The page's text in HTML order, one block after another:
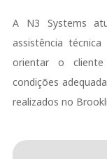
A N3 Systems
assistência
orientar o
condições
realizados no